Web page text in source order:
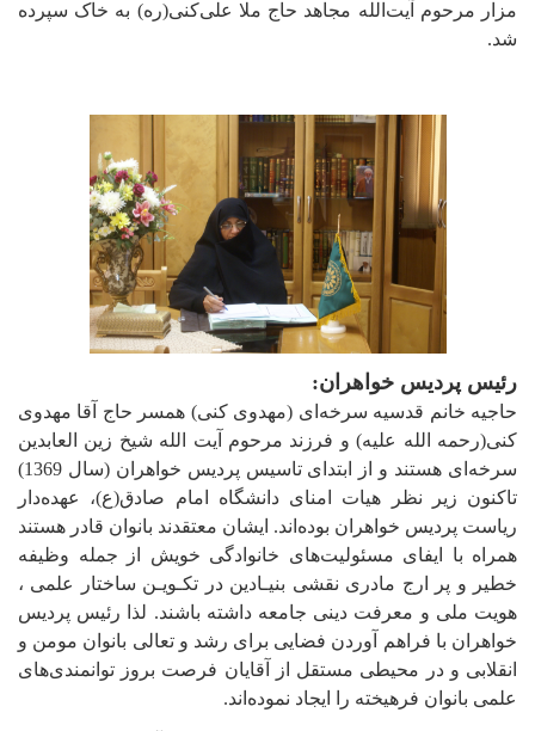
مزار مرحوم آیت‌الله مجاهد حاج ملا علی‌کنی(ره) به خاک سپرده
شد.
رئیس پردیس خواهران:
حاجیه خانم قدسیه سرخه‌ای (مهدوی کنی) همسر حاج آقا مهدوی
کنی(رحمه الله علیه) و فرزند مرحوم آیت الله شیخ زین العابدین
سرخه‌ای هستند و از ابتدای تاسیس پردیس خواهران (سال 1369)
تاکنون زیر نظر هیات امنای دانشگاه امام صادق(ع)، عهده‌دار
ریاست پردیس خواهران بوده‌اند. ایشان معتقدند بانوان قادر هستند
همراه با ایفای مسئولیت‌های خانوادگی خویش از جمله وظیفه
خطیر و پر ارج مادری نقشی بنیـادین در تکـویـن ساختار علمی ،
هویت ملی و معرفت دینی جامعه داشته باشند. لذا رئیس پردیس
خواهران با فراهم آوردن فضایی برای رشد و تعالی بانوان مومن و
انقلابی و در محیطی مستقل از آقایان فرصت بروز توانمندی‌های
علمی بانوان فرهیخته را ایجاد نموده‌اند.